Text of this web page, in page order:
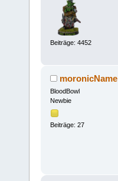
Beiträge: 4452
moronicName
BloodBowl
Newbie
Beiträge: 27